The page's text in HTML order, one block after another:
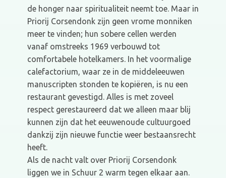
de honger naar spiritualiteit neemt toe. Maar in
Priorij Corsendonk zijn geen vrome monniken
meer te vinden; hun sobere cellen werden
vanaf omstreeks 1969 verbouwd tot
comfortabele hotelkamers. In het voormalige
calefactorium, waar ze in de middeleeuwen
manuscripten stonden te kopiëren, is nu een
restaurant gevestigd. Alles is met zoveel
respect gerestaureerd dat we alleen maar blij
kunnen zijn dat het eeuwenoude cultuurgoed
dankzij zijn nieuwe functie weer bestaansrecht
heeft.
Als de nacht valt over Priorij Corsendonk
liggen we in Schuur 2 warm tegen elkaar aan.